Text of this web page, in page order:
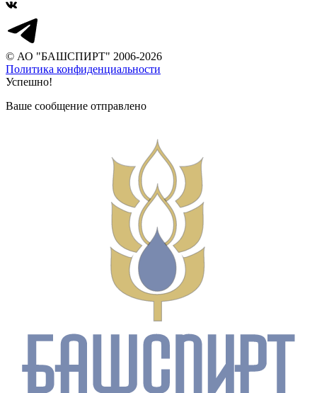
© АО "БАШСПИРТ" 2006-2026
Политика конфиденциальности
Успешно!
Ваше сообщение отправлено